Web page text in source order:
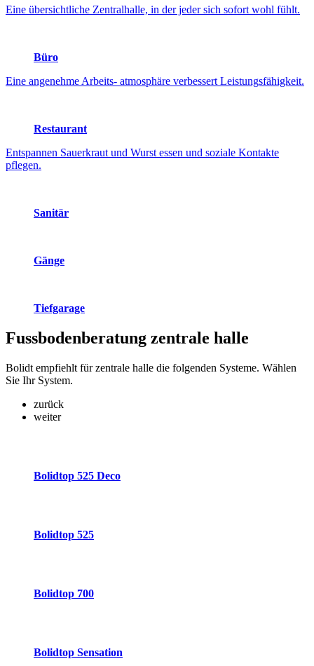
Eine übersichtliche Zentralhalle, in der jeder sich sofort wohl fühlt.
Büro
Eine angenehme Arbeits- atmosphäre verbessert Leistungsfähigkeit.
Restaurant
Entspannen Sauerkraut und Wurst essen und soziale Kontakte
pflegen.
Sanitär
Gänge
Tiefgarage
Fussbodenberatung zentrale halle
Bolidt empfiehlt für zentrale halle die folgenden Systeme. Wählen
Sie Ihr System.
zurück
weiter
Bolidtop 525 Deco
Bolidtop 525
Bolidtop 700
Bolidtop Sensation